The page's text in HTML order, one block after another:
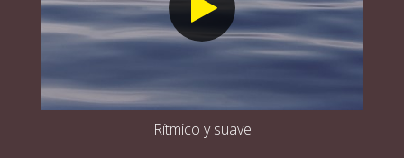
Rítmico y suave